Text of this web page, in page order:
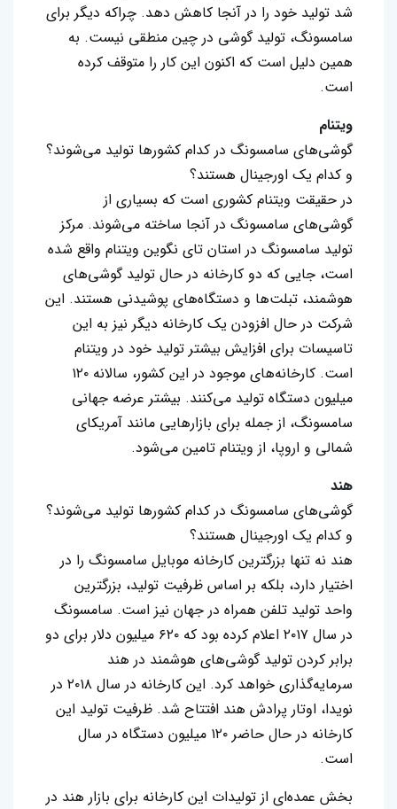
شد تولید خود را در آنجا کاهش دهد. چراکه دیگر برای
سامسونگ، تولید گوشی در چین منطقی نیست. به
همین دلیل است که اکنون این کار را متوقف کرده
است.
ویتنام
گوشی‌های سامسونگ در کدام کشورها تولید می‌شوند؟
و کدام یک اورجینال هستند؟
در حقیقت ویتنام کشوری است که بسیاری از
گوشی‌های سامسونگ در آنجا ساخته می‌شوند. مرکز
تولید سامسونگ در استان تای نگوین ویتنام واقع شده
است، جایی که دو کارخانه در حال تولید گوشی‌های
هوشمند، تبلت‌ها و دستگاه‌های پوشیدنی هستند. این
شرکت در حال افزودن یک کارخانه دیگر نیز به این
تاسیسات برای افزایش بیشتر تولید خود در ویتنام
است. کارخانه‌های موجود در این کشور، سالانه ۱۲۰
میلیون دستگاه تولید می‌کنند. بیشتر عرضه جهانی
سامسونگ، از جمله برای بازارهایی مانند آمریکای
شمالی و اروپا، از ویتنام تامین می‌شود.
هند
گوشی‌های سامسونگ در کدام کشورها تولید می‌شوند؟
و کدام یک اورجینال هستند؟
هند نه تنها بزرگترین کارخانه موبایل سامسونگ را در
اختیار دارد، بلکه بر اساس ظرفیت تولید، بزرگترین
واحد تولید تلفن همراه در جهان نیز است. سامسونگ
در سال ۲۰۱۷ اعلام کرده بود که ۶۲۰ میلیون دلار برای دو
برابر کردن تولید گوشی‌های هوشمند در هند
سرمایه‌گذاری خواهد کرد. این کارخانه در سال ۲۰۱۸ در
نویدا، اوتار پرادش هند افتتاح شد. ظرفیت تولید این
کارخانه در حال حاضر ۱۲۰ میلیون دستگاه در سال
است.
بخش عمده‌ای از تولیدات این کارخانه برای بازار هند در